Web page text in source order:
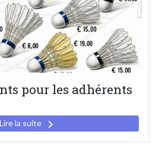
pour les adhérents
Lire la suite keyboard_arrow_right